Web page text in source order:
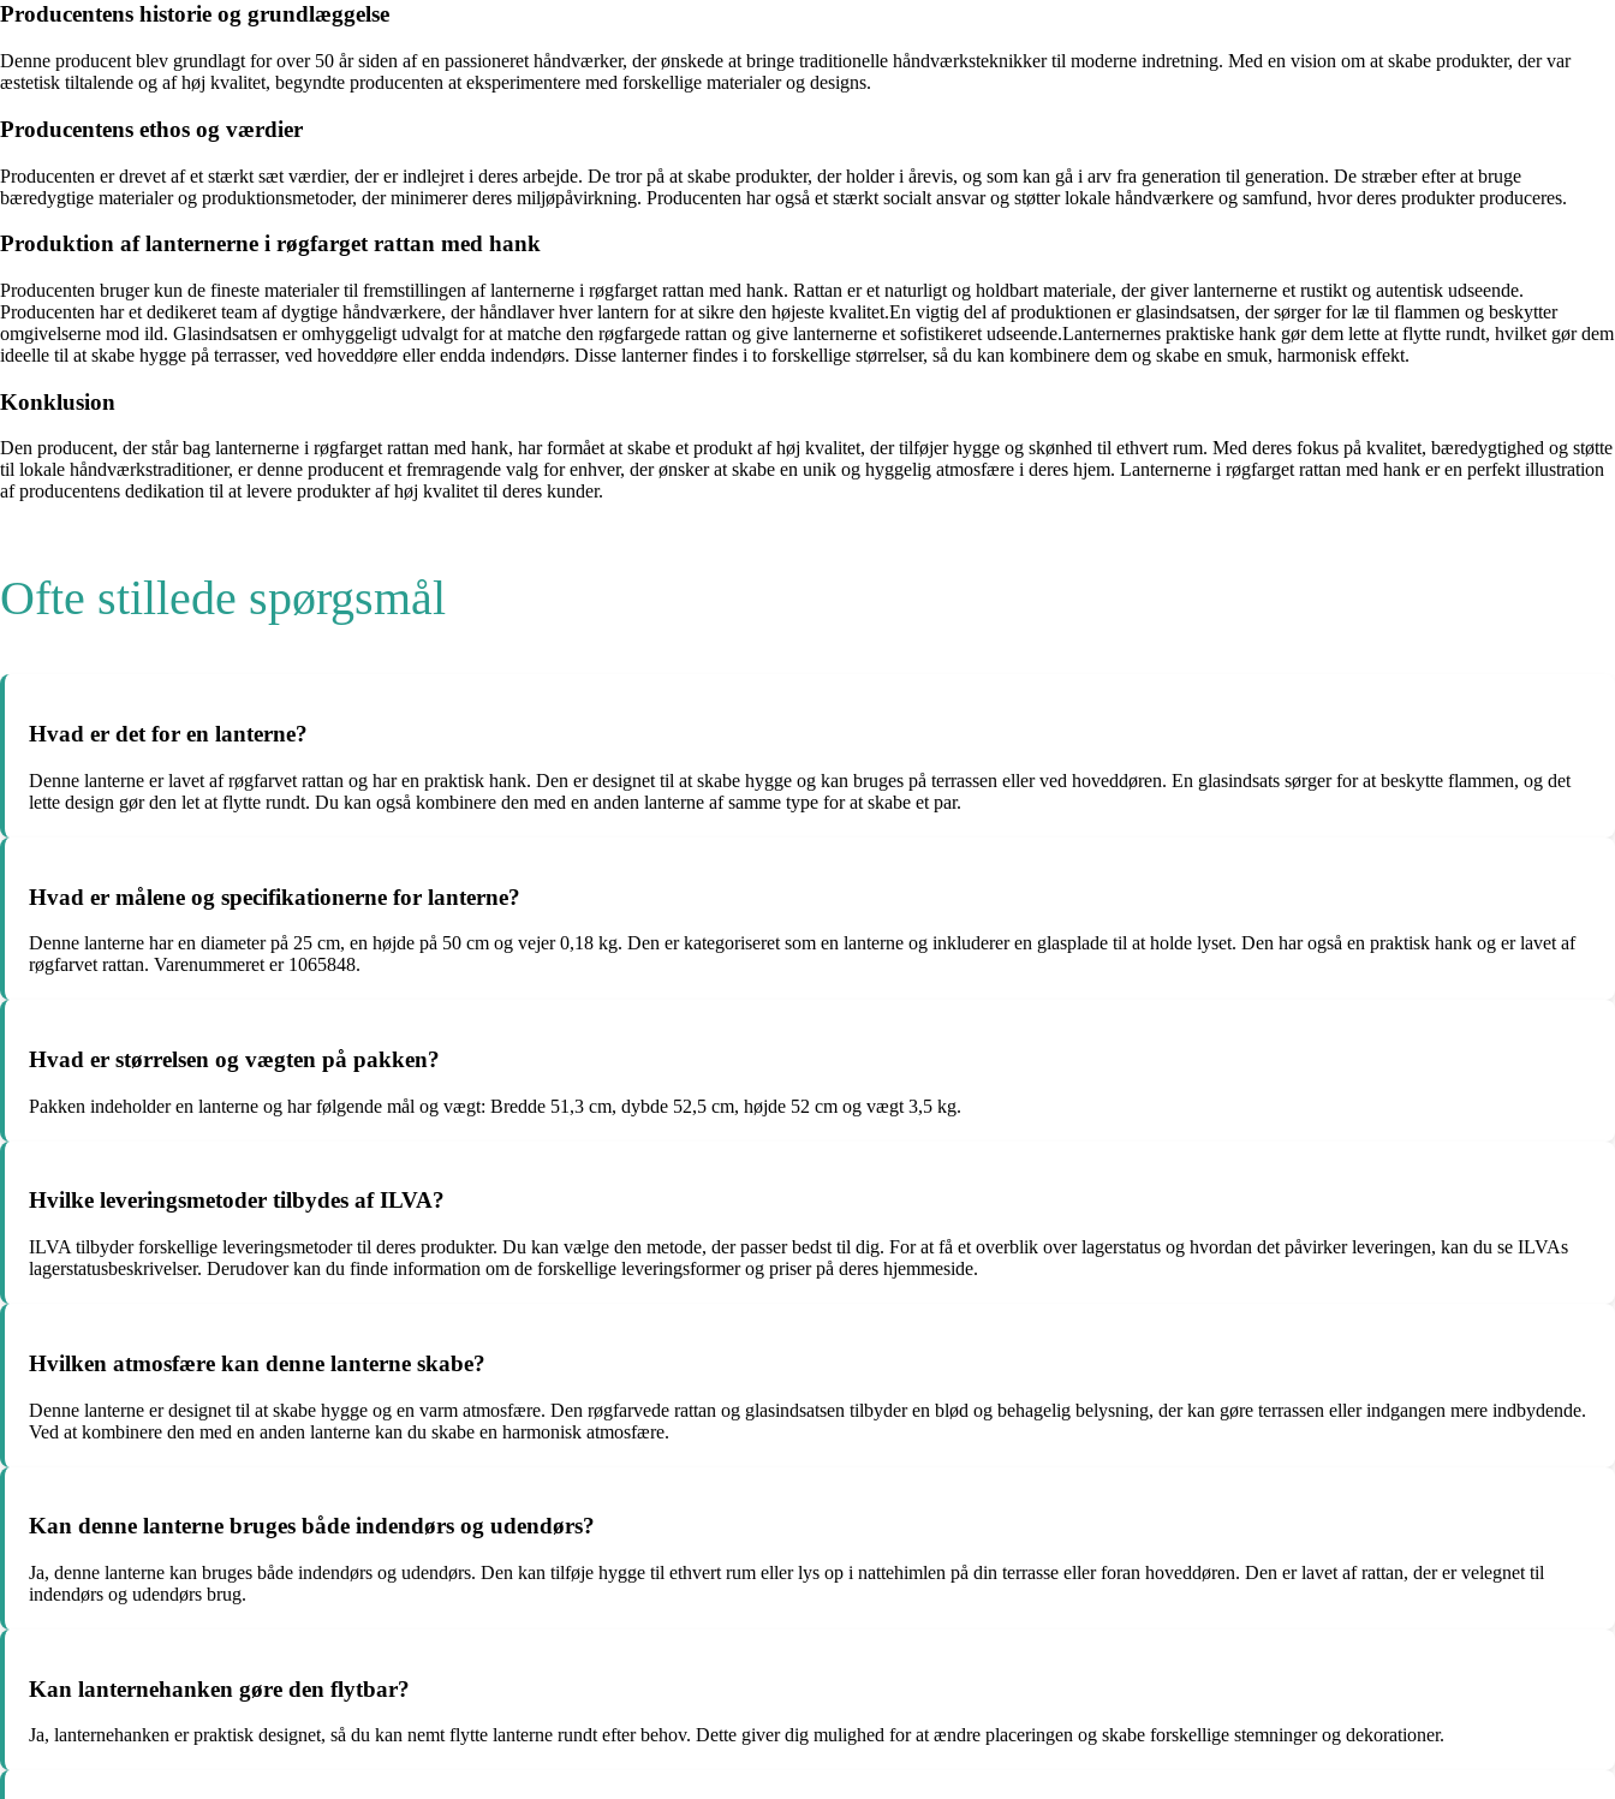
Producentens historie og grundlæggelse
Denne producent blev grundlagt for over 50 år siden af en passioneret håndværker, der ønskede at bringe traditionelle håndværksteknikker til moderne indretning. Med en vision om at skabe produkter, der var
æstetisk tiltalende og af høj kvalitet, begyndte producenten at eksperimentere med forskellige materialer og designs.
Producentens ethos og værdier
Producenten er drevet af et stærkt sæt værdier, der er indlejret i deres arbejde. De tror på at skabe produkter, der holder i årevis, og som kan gå i arv fra generation til generation. De stræber efter at bruge
bæredygtige materialer og produktionsmetoder, der minimerer deres miljøpåvirkning. Producenten har også et stærkt socialt ansvar og støtter lokale håndværkere og samfund, hvor deres produkter produceres.
Produktion af lanternerne i røgfarget rattan med hank
Producenten bruger kun de fineste materialer til fremstillingen af ​​lanternerne i røgfarget rattan med hank. Rattan er et naturligt og holdbart materiale, der giver lanternerne et rustikt og autentisk udseende.
Producenten har et dedikeret team af dygtige håndværkere, der håndlaver hver lantern for at sikre den højeste kvalitet.En vigtig del af produktionen er glasindsatsen, der sørger for læ til flammen og beskytter
omgivelserne mod ild. Glasindsatsen er omhyggeligt udvalgt for at matche den røgfargede rattan og give lanternerne et sofistikeret udseende.Lanternernes praktiske hank gør dem lette at flytte rundt, hvilket gør dem
ideelle til at skabe hygge på terrasser, ved hoveddøre eller endda indendørs. Disse lanterner findes i to forskellige størrelser, så du kan kombinere dem og skabe en smuk, harmonisk effekt.
Konklusion
Den producent, der står bag lanternerne i røgfarget rattan med hank, har formået at skabe et produkt af høj kvalitet, der tilføjer hygge og skønhed til ethvert rum. Med deres fokus på kvalitet, bæredygtighed og støtte
til lokale håndværkstraditioner, er denne producent et fremragende valg for enhver, der ønsker at skabe en unik og hyggelig atmosfære i deres hjem. Lanternerne i røgfarget rattan med hank er en perfekt illustration
af producentens dedikation til at levere produkter af høj kvalitet til deres kunder.
Ofte stillede spørgsmål
Hvad er det for en lanterne?
Denne lanterne er lavet af røgfarvet rattan og har en praktisk hank. Den er designet til at skabe hygge og kan bruges på terrassen eller ved hoveddøren. En glasindsats sørger for at beskytte flammen, og det
lette design gør den let at flytte rundt. Du kan også kombinere den med en anden lanterne af samme type for at skabe et par.
Hvad er målene og specifikationerne for lanterne?
Denne lanterne har en diameter på 25 cm, en højde på 50 cm og vejer 0,18 kg. Den er kategoriseret som en lanterne og inkluderer en glasplade til at holde lyset. Den har også en praktisk hank og er lavet af
røgfarvet rattan. Varenummeret er 1065848.
Hvad er størrelsen og vægten på pakken?
Pakken indeholder en lanterne og har følgende mål og vægt: Bredde 51,3 cm, dybde 52,5 cm, højde 52 cm og vægt 3,5 kg.
Hvilke leveringsmetoder tilbydes af ILVA?
ILVA tilbyder forskellige leveringsmetoder til deres produkter. Du kan vælge den metode, der passer bedst til dig. For at få et overblik over lagerstatus og hvordan det påvirker leveringen, kan du se ILVAs
lagerstatusbeskrivelser. Derudover kan du finde information om de forskellige leveringsformer og priser på deres hjemmeside.
Hvilken atmosfære kan denne lanterne skabe?
Denne lanterne er designet til at skabe hygge og en varm atmosfære. Den røgfarvede rattan og glasindsatsen tilbyder en blød og behagelig belysning, der kan gøre terrassen eller indgangen mere indbydende.
Ved at kombinere den med en anden lanterne kan du skabe en harmonisk atmosfære.
Kan denne lanterne bruges både indendørs og udendørs?
Ja, denne lanterne kan bruges både indendørs og udendørs. Den kan tilføje hygge til ethvert rum eller lys op i nattehimlen på din terrasse eller foran hoveddøren. Den er lavet af rattan, der er velegnet til
indendørs og udendørs brug.
Kan lanternehanken gøre den flytbar?
Ja, lanternehanken er praktisk designet, så du kan nemt flytte lanterne rundt efter behov. Dette giver dig mulighed for at ændre placeringen og skabe forskellige stemninger og dekorationer.